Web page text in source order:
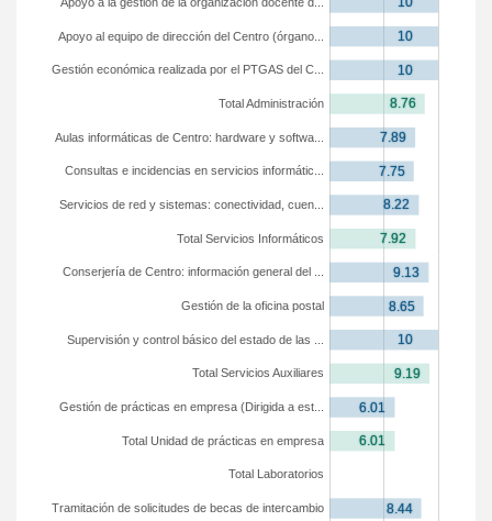
Tramitación de solicitudes de becas de intercambio
Total Laboratorios
Total Unidad de prácticas en empresa
Gestión de prácticas en empresa (Dirigida a est...
Total Servicios Auxiliares
Supervisión y control básico del estado de las ...
Gestión de la oficina postal
Conserjería de Centro: información general del ...
Total Servicios Informáticos
Servicios de red y sistemas: conectividad, cuen...
Consultas e incidencias en servicios informátic...
Aulas informáticas de Centro: hardware y softwa...
Total Administración
Gestión económica realizada por el PTGAS del C...
Apoyo al equipo de dirección del Centro (órgano...